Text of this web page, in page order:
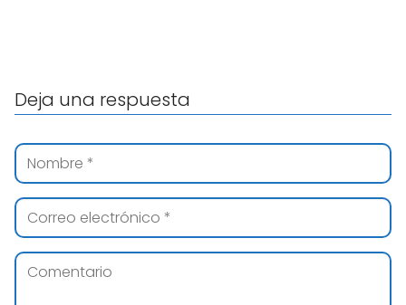
Deja una respuesta